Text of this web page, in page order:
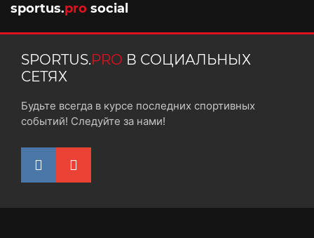
sportus.pro social
SPORTUS.PRO В СОЦИАЛЬНЫХ
СЕТЯХ
Будьте всегда в курсе последних спортивных
событий! Следуйте за нами!